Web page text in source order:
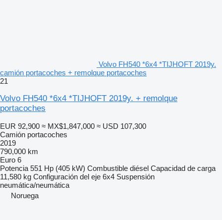
Volvo FH540 *6x4 *TIJHOFT 2019y.
camión portacoches + remolque portacoches
21
Volvo FH540 *6x4 *TIJHOFT 2019y. + remolque
portacoches
EUR 92,900 ≈ MX$1,847,000 ≈ USD 107,300
Camión portacoches
2019
790,000 km
Euro 6
Potencia 551 Hp (405 kW) Combustible diésel Capacidad de carga
11,580 kg Configuración del eje 6x4 Suspensión
neumática/neumática
Noruega